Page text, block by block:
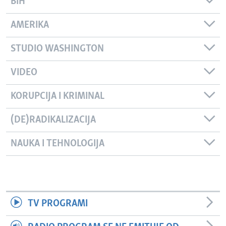
AMERIKA
STUDIO WASHINGTON
VIDEO
KORUPCIJA I KRIMINAL
(DE)RADIKALIZACIJA
NAUKA I TEHNOLOGIJA
TV PROGRAMI